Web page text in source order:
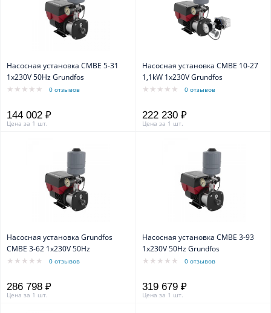
Насосная установка CMBE 5-31
1x230V 50Hz Grundfos
0 отзывов
144 002 ₽
Цена за 1 шт.
Насосная установка CMBE 10-27
1,1kW 1х230V Grundfos
0 отзывов
222 230 ₽
Цена за 1 шт.
Насосная установка Grundfos
CMBE 3-62 1x230V 50Hz
0 отзывов
286 798 ₽
Цена за 1 шт.
Насосная установка CMBE 3-93
1x230V 50Hz Grundfos
0 отзывов
319 679 ₽
Цена за 1 шт.